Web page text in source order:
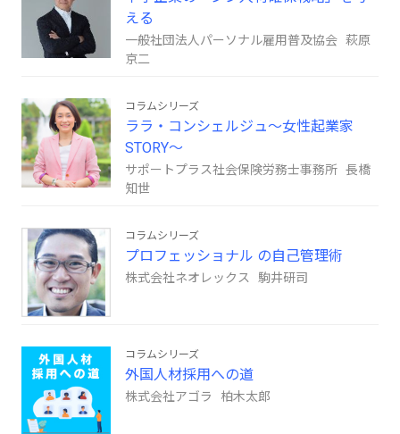
える
一般社団法人パーソナル雇用普及協会 萩原
京二
コラムシリーズ
ララ・コンシェルジュ～女性起業家
STORY～
サポートプラス社会保険労務士事務所 長橋
知世
コラムシリーズ
プロフェッショナル の自己管理術
株式会社ネオレックス 駒井研司
コラムシリーズ
外国人材採用への道
株式会社アゴラ 柏木太郎